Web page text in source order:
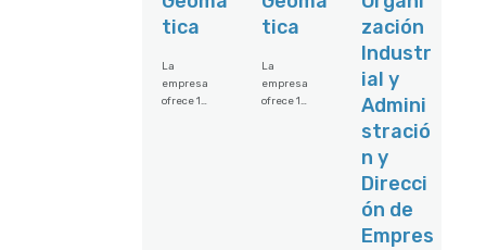
tica
La
empresa
ofrece 1
tica
La
empresa
ofrece 1
zación
Industr
ial y
Admini
stració
n y
Direcci
ón de
Empres